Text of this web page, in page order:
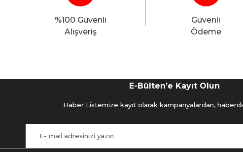
%100 Güvenli
Alışveriş
Güvenli
Ödeme
E-Bülten’e Kayıt Olun
Haber Listemize kayıt olarak kampanyalardan,